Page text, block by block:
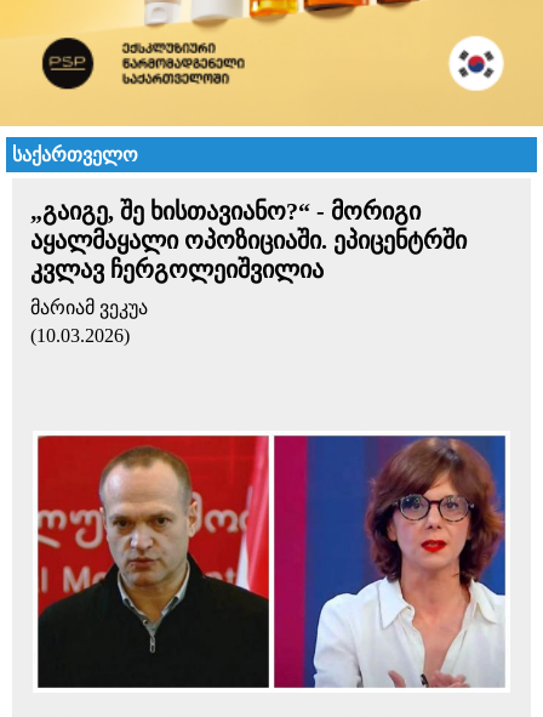
საქართველო
„გაიგე, შე ხისთავიანო?“ - მორიგი
აყალმაყალი ოპოზიციაში. ეპიცენტრში
კვლავ ჩერგოლეიშვილია
მარიამ ვეკუა
(10.03.2026)